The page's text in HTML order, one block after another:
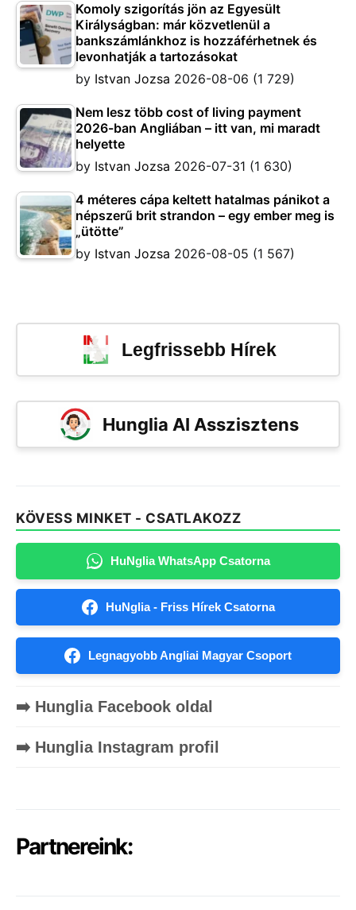
Komoly szigorítás jön az Egyesült
Királyságban: már közvetlenül a
bankszámlánkhoz is hozzáférhetnek és
levonhatják a tartozásokat
by Istvan Jozsa 2026-08-06 (1 729)
Nem lesz több cost of living payment
2026-ban Angliában – itt van, mi maradt
helyette
by Istvan Jozsa 2026-07-31 (1 630)
4 méteres cápa keltett hatalmas pánikot a
népszerű brit strandon – egy ember meg is
„ütötte”
by Istvan Jozsa 2026-08-05 (1 567)
Legfrissebb Hírek
Hunglia AI Asszisztens
KÖVESS MINKET - CSATLAKOZZ
HuNglia WhatsApp Csatorna
HuNglia - Friss Hírek Csatorna
Legnagyobb Angliai Magyar Csoport
➡️ Hunglia Facebook oldal
➡️ Hunglia Instagram profil
Partnereink: